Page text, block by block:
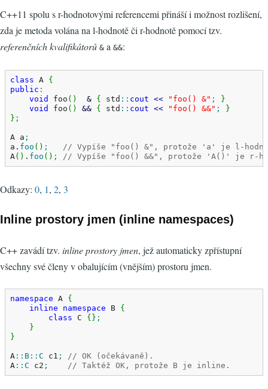
C++11 spolu s r-hodnotovými referencemi přináší i možnost rozlišení,
zda je metoda volána na l-hodnotě či r-hodnotě pomocí tzv.
referenčních kvalifikátorů & a &&:
class A {
public :
void
foo ( ) & { std :: cout << "foo() &" ;
}
void
foo ( ) && { std :: cout << "foo() &&" ;
}
} ;
A a ;
a. foo ( ) ;
// Vypíše "foo() &", protože 'a' je l-
A( ) . foo ( ) ; // Vypíše "foo() &&", protože 'A()' je r-
Odkazy: 0, 1, 2, 3
Inline prostory jmen (inline namespaces)
C++ zavádí tzv. inline prostory jmen, jež automaticky zpřístupní
všechny své členy v obalujícím (vnějším) prostoru jmen.
namespace A {
inline
namespace B {
class C { } ;
}
}
A :: B :: C c1 ;
// OK (očekávaně).
A :: C c2 ; // Taktéž OK, protože B je inline.